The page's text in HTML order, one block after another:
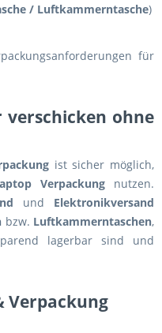
/ Luftkammerntasche)
für
verschicken ohne
ist sicher möglich,
Verpackung nutzen.
und Elektronikversand
bzw. Luftkammerntaschen,
lagerbar sind und
Verpackung